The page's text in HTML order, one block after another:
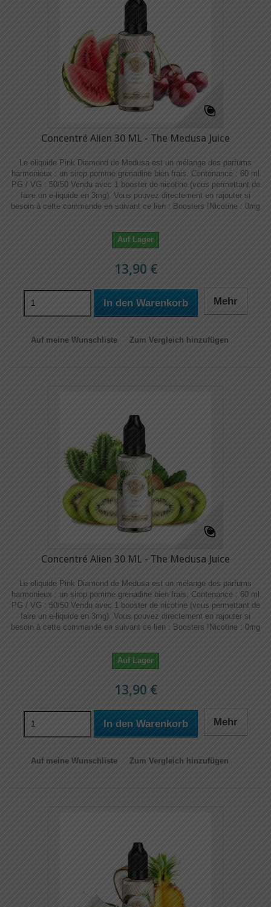
Concentré Alien 30 ML - The Medusa Juice
Le eliquide Pink Diamond de Medusa est un mélange des parfums
harmonieux : un sirop pomme grenadine bien frais. Contenance : 60 ml
PG / VG : 50/50 Vendu avec 1 booster de nicotine (vous permettant de
faire un e-liquide en 3mg). Vous pouvez directement en rajouter si
besoin à cette commande en suivant ce lien : Boosters !​​ Nicotine : 0mg
Auf Lager
13,90 €
In den Warenkorb Mehr
Auf meine Wunschliste Zum Vergleich hinzufügen
Concentré Alien 30 ML - The Medusa Juice
Le eliquide Pink Diamond de Medusa est un mélange des parfums
harmonieux : un sirop pomme grenadine bien frais. Contenance : 60 ml
PG / VG : 50/50 Vendu avec 1 booster de nicotine (vous permettant de
faire un e-liquide en 3mg). Vous pouvez directement en rajouter si
besoin à cette commande en suivant ce lien : Boosters !​​ Nicotine : 0mg
Auf Lager
13,90 €
In den Warenkorb Mehr
Auf meine Wunschliste Zum Vergleich hinzufügen